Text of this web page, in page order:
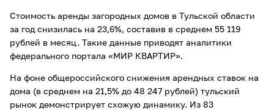
Стоимость аренды загородных домов в Тульской области
за год снизилась на 23,6%, составив в среднем 55 119
рублей в месяц. Такие данные приводят аналитики
федерального портала «МИР КВАРТИР».
На фоне общероссийского снижения арендных ставок на
дома (в среднем на 21,5% до 48 247 рублей) тульский
рынок демонстрирует схожую динамику. Из 83